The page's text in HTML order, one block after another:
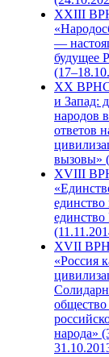
XXIII
—
будущее
XX ВРНС
и Запад:
народов
ответов
вызовы»
XVIII
единство
единство
XVII
«Россия
народа»